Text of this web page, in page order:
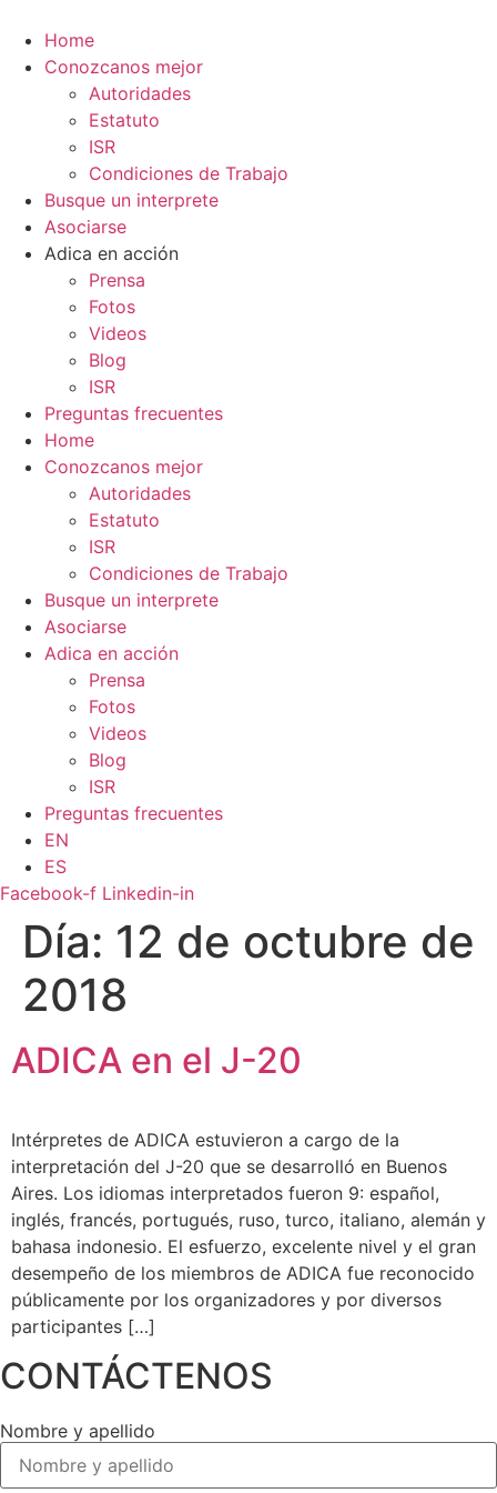
contenido
Home
Conozcanos mejor
Autoridades
Estatuto
ISR
Condiciones de Trabajo
Busque un interprete
Asociarse
Adica en acción
Prensa
Fotos
Videos
Blog
ISR
Preguntas frecuentes
Home
Conozcanos mejor
Autoridades
Estatuto
ISR
Condiciones de Trabajo
Busque un interprete
Asociarse
Adica en acción
Prensa
Fotos
Videos
Blog
ISR
Preguntas frecuentes
EN
ES
Facebook-f Linkedin-in
Día: 12 de octubre de
2018
ADICA en el J-20
Intérpretes de ADICA estuvieron a cargo de la
interpretación del J-20 que se desarrolló en Buenos
Aires. Los idiomas interpretados fueron 9: español,
inglés, francés, portugués, ruso, turco, italiano, alemán y
bahasa indonesio. El esfuerzo, excelente nivel y el gran
desempeño de los miembros de ADICA fue reconocido
públicamente por los organizadores y por diversos
participantes […]
CONTÁCTENOS
Nombre y apellido